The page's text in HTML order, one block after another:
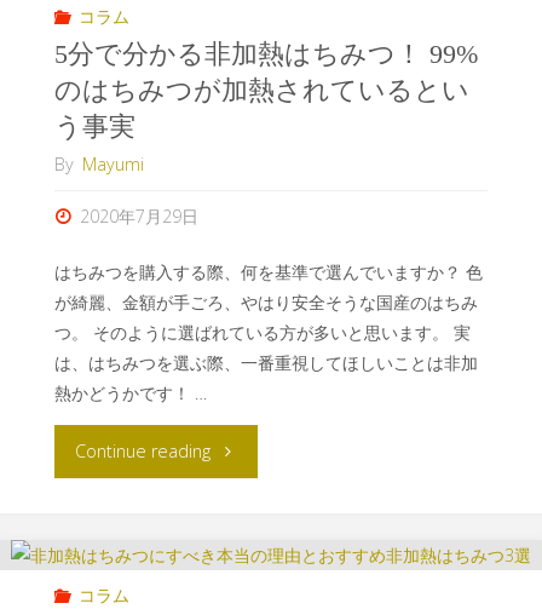
コラム
5分で分かる非加熱はちみつ！ 99%
のはちみつが加熱されているとい
う事実
By Mayumi
2020年7月29日
はちみつを購入する際、何を基準で選んでいますか？ 色
が綺麗、金額が手ごろ、やはり安全そうな国産のはちみ
つ。 そのように選ばれている方が多いと思います。 実
は、はちみつを選ぶ際、一番重視してほしいことは非加
熱かどうかです！ …
Continue reading
コラム